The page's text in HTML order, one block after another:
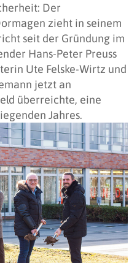
Der
zieht in seinem
seit der Gründung im
Hans-Peter Preuss
Ute Felske-Wirtz und
jetzt an
überreichte, eine
Jahres.